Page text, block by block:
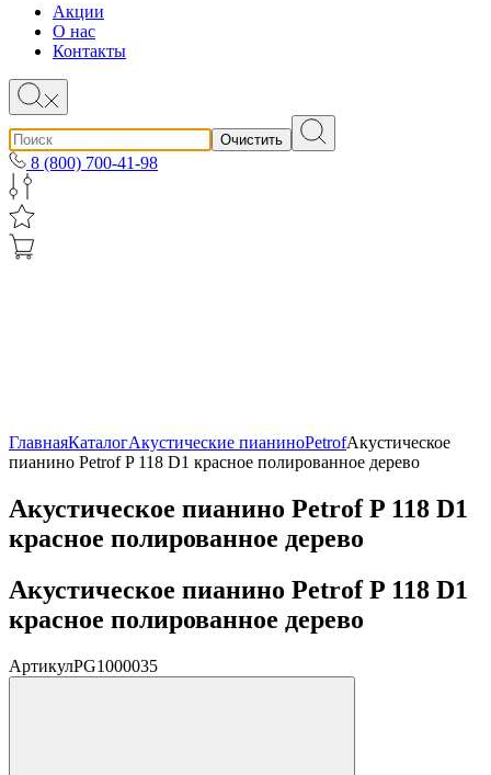
Акции
О нас
Контакты
Очистить
8 (800) 700-41-98
ГлавнаяКаталогАкустические пианиноPetrofАкустическое
пианино Petrof P 118 D1 красное полированное дерево
Акустическое пианино Petrof P 118 D1
красное полированное дерево
Акустическое пианино Petrof P 118 D1
красное полированное дерево
АртикулPG1000035